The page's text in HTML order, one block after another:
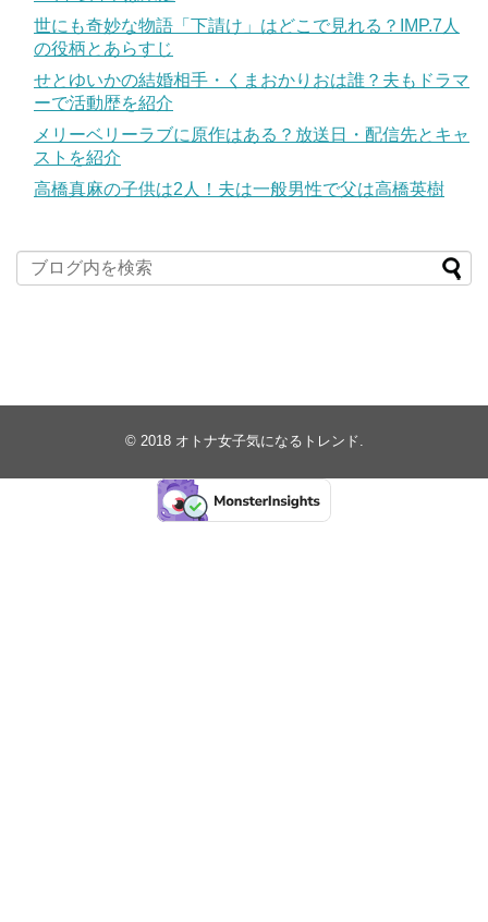
世にも奇妙な物語「下請け」はどこで見れる？IMP.7人
の役柄とあらすじ
せとゆいかの結婚相手・くまおかりおは誰？夫もドラマ
ーで活動歴を紹介
メリーベリーラブに原作はある？放送日・配信先とキャ
ストを紹介
高橋真麻の子供は2人！夫は一般男性で父は高橋英樹
© 2018 オトナ女子気になるトレンド